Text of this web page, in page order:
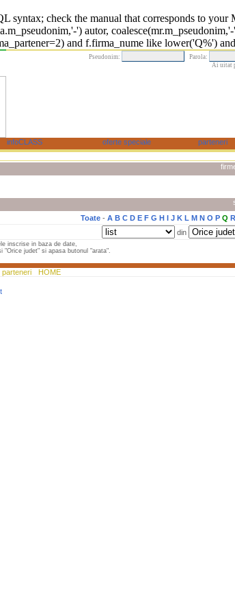
check the manual that corresponds to your
') autor,
and f.firma_nume like lower('Q%')
Pseudonim:
Parola:
Ai uitat
Toate - A B C D E F G H I J K L M N O P Q R
din
inscrise in baza de date,
judet" si apasa butonul "arata".
parteneri HOME